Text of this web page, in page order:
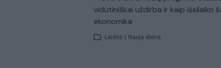
vidutiniškai uždirba ir kaip išsilaiko
ekonomika
Laidos | Nauja diena